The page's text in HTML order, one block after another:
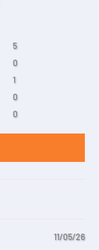
5
0
1
0
0
11/05/26